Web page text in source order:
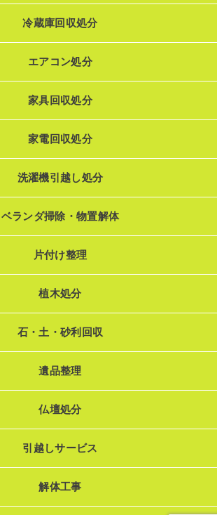
冷蔵庫回収処分
エアコン処分
家具回収処分
家電回収処分
洗濯機引越し処分
ベランダ掃除・物置解体
片付け整理
植木処分
石・土・砂利回収
遺品整理
仏壇処分
引越しサービス
解体工事